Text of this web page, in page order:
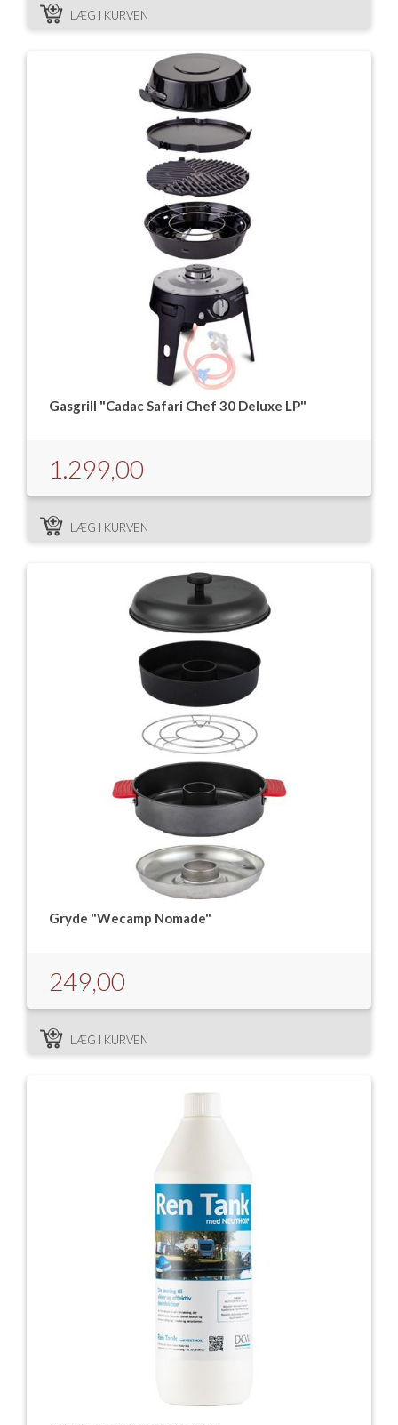
LÆG I KURVEN
Gasgrill "Cadac Safari Chef 30 Deluxe LP"
1.299,00
LÆG I KURVEN
Gryde "Wecamp Nomade"
249,00
LÆG I KURVEN